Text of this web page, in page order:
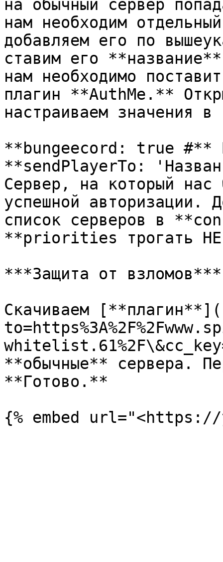
на обычный сервер
нам необходим
добавляем его по
ставим его
нам необходимо
плагин **AuthMe.**
настраиваем значения в
**bungeecord: true #**
**sendPlayerTo:
Сервер, на который нас
успешной авторизации.
список серверов в
**priorities трогать
***Защита от взломов***
Скачиваем
**обычные** сервера.
**Готово.**